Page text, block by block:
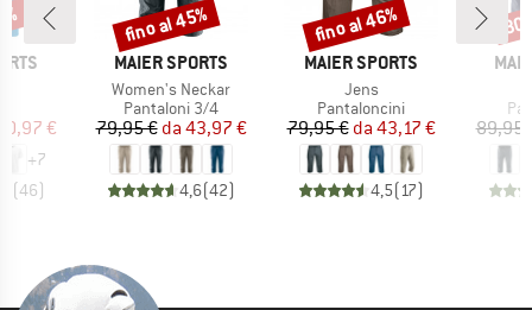
ridotto
€
+7
(46)
MARCHIO
MAIER SPORTS
Articolo
Women's Neckar
Gruppo di prodotti
Pantaloni 3/4
Prezzo
79,95 € Prezzo ridotto
da 43,97 €
4,6(42)
Sconto
fino al 45%
MARCHIO
MAIER SPORTS
Articolo
Jens
Gruppo di prodotti
Pantaloncini
Prezzo
79,95 € Prezzo ridotto
da 43,17 €
4,5(17)
Sconto
fino al 46%
89,95